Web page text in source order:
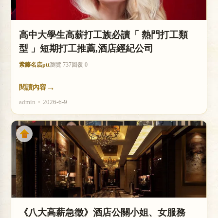
高中大學生高薪打工族必讀「 熱門打工類
型 」短期打工推薦,酒店經紀公司
紫藤名店ptt瀏覽 737回覆 0
閱讀內容 →
admin • 2026-6-9
《八大高薪急徵》酒店公關小姐、女服務